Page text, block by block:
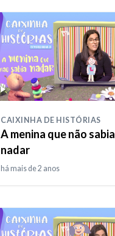
CAIXINHA DE HISTÓRIAS
A menina que não sabia
nadar
há mais de 2 anos